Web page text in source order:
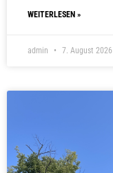
WEITERLESEN »
admin 7. August 2026